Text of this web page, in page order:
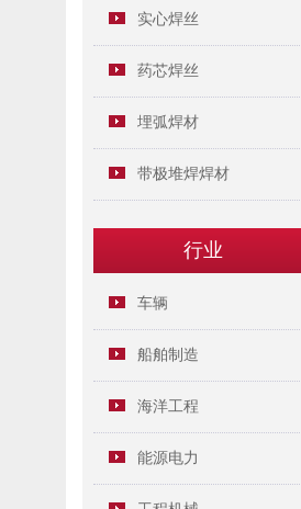
实心焊丝
药芯焊丝
埋弧焊材
带极堆焊焊材
行业
车辆
船舶制造
海洋工程
能源电力